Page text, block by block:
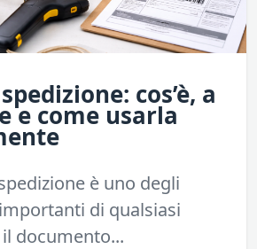
cos’è, a
e come usarla
è uno degli
di qualsiasi
documento...